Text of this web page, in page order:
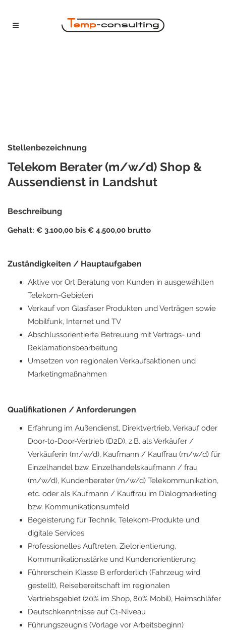
Stellenbezeichnung
Telekom Berater (m/w/d) Shop &
Aussendienst in Landshut
Beschreibung
Gehalt: € 3.100,00 bis € 4.500,00 brutto
Zuständigkeiten / Hauptaufgaben
Aktive vor Ort Beratung von Kunden in ausgewählten
Telekom-Gebieten
Verkauf von Glasfaser Produkten und Verträgen sowie
Mobilfunk, Internet und TV
Abschlussorientierte Betreuung mit Vertrags- und
Reklamationsbearbeitung
Umsetzen von regionalen Verkaufsaktionen und
Marketingmaßnahmen
Qualifikationen / Anforderungen
Erfahrung im Außendienst, Direktvertrieb, Verkauf oder
Door-to-Door-Vertrieb (D2D), z.B. als Verkäufer /
Verkäuferin (m/w/d), Kaufmann / Kauffrau (m/w/d) für
Einzelhandel bzw. Einzelhandelskaufmann / frau
(m/w/d), Kundenberater (m/w/d) Telekommunikation,
etc. oder als Kaufmann / Kauffrau im Dialogmarketing
bzw. Kommunikationsumfeld
Begeisterung für Technik, Telekom-Produkte und
digitale Services
Professionelles Auftreten, Zielorientierung,
Kommunikationsstärke und Kundenorientierung
Führerschein Klasse B erforderlich (Fahrzeug wird
gestellt), Reisebereitschaft im regionalen
Vertriebsgebiet (20% im Shop, 80% Mobil), Heimschläfer
Deutschkenntnisse auf C1-Niveau
Führungszeugnis (Vorlage vor Arbeitsbeginn)